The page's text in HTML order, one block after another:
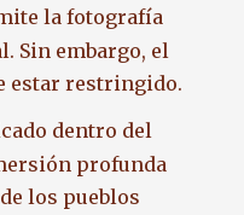
la fotografía
Sin embargo, el
estar restringido.
dentro del
profunda
los pueblos